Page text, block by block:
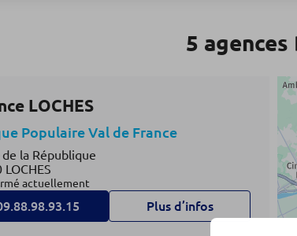
5
LOCHES
Populaire Val de France
la République
LOCHES
actuellement
Plus d’infos